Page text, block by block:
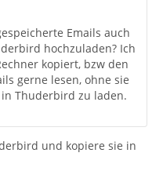
Emails auch
hochzuladen? Ich
kopiert, bzw den
gerne lesen, ohne sie
Thuderbird zu laden.
und kopiere sie in